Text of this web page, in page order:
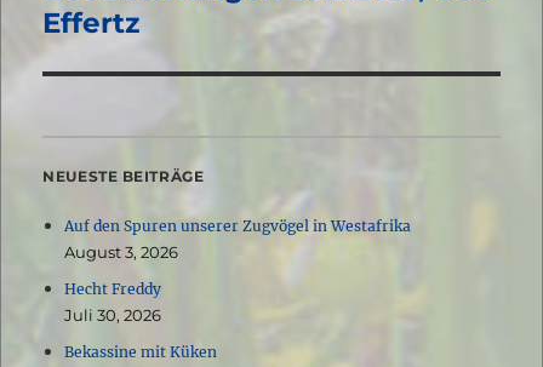
Beitrag:
Effertz
NEUESTE BEITRÄGE
Auf den Spuren unserer Zugvögel in Westafrika
August 3, 2026
Hecht Freddy
Juli 30, 2026
Bekassine mit Küken